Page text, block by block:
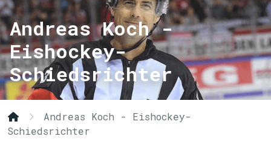
Andreas Koch -
Eishockey-
Schiedsrichter
Andreas Koch - Eishockey-
Schiedsrichter